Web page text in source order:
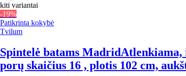
kiti variantai
-19%
Patikrinta kokybė
Tvilum
Spintelė batams MadridAtlenkiama,
porų skaičius 16 , plotis 102 cm,